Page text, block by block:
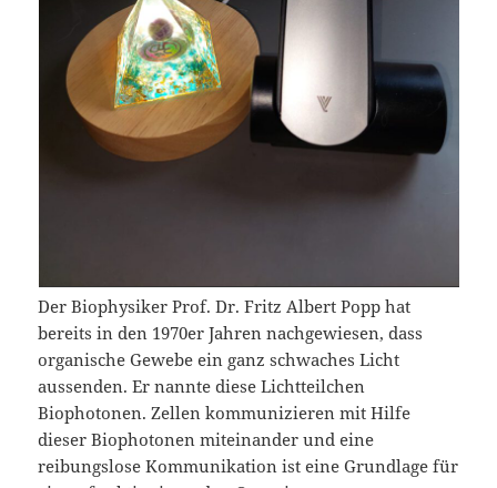
Der Biophysiker Prof. Dr. Fritz Albert Popp hat
bereits in den 1970er Jahren nachgewiesen, dass
organische Gewebe ein ganz schwaches Licht
aussenden. Er nannte diese Lichtteilchen
Biophotonen. Zellen kommunizieren mit Hilfe
dieser Biophotonen miteinander und eine
reibungslose Kommunikation ist eine Grundlage für